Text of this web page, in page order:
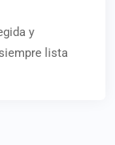
y
lista